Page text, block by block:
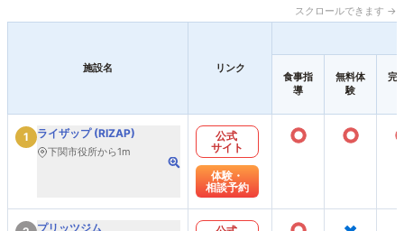
スクロールできます →
施設名 リンク
食事指
導
無料体
験
完
1 ライザップ (RIZAP)
下関市役所から1m
公式
サイト
体験・
相談予約
○ ○
プリッツジム